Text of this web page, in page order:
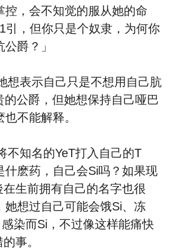
控，会不知觉的服从她的命
引，但你只是个奴隶，为何你
爵？」
表示自己只是不想用自己肮
的公爵，但她想保持自己哑巴
不能解释。
知名的YeT打入自己的T
什麽药，自己会Si吗？如果现
生前拥有自己的名字也很
她想过自己可能会饿Si、冻
染而Si，不过像这样能痛快
事。